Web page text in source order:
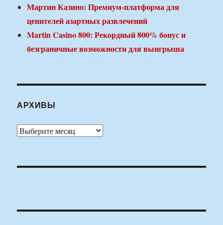
Мартин Казино: Премиум-платформа для
ценителей азартных развлечений
Martin Casino 800: Рекордный 800% бонус и
безграничные возможности для выигрыша
АРХИВЫ
Архивы